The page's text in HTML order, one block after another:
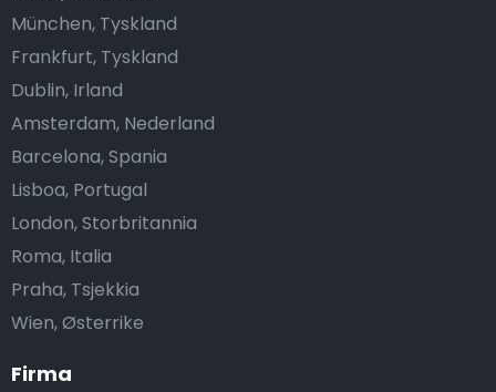
Firma
München, Tyskland
Frankfurt, Tyskland
Dublin, Irland
Amsterdam, Nederland
Barcelona, Spania
Lisboa, Portugal
London, Storbritannia
Roma, Italia
Praha, Tsjekkia
Wien, Østerrike